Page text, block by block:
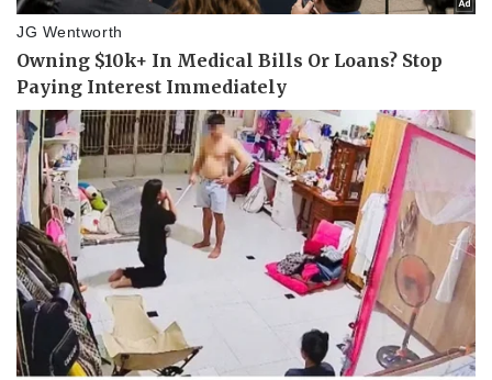
Thể thao
Bóng đá
Lịch thi đấu bóng đá
Thế giới thể thao
eSports
Hậu trường
Ô tô - Xe máy
Ô tô
Xe máy
Tư vấn